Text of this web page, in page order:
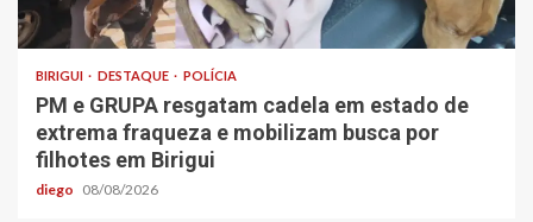
BIRIGUI DESTAQUE POLÍCIA
PM e GRUPA resgatam cadela em estado de
extrema fraqueza e mobilizam busca por
filhotes em Birigui
diego 08/08/2026